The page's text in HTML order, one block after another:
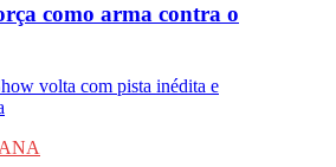
como arma contra o